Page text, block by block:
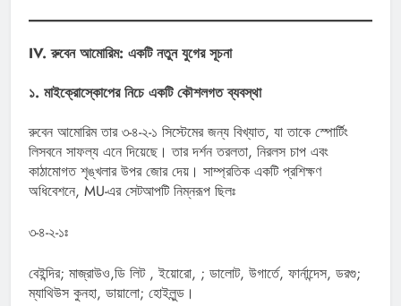
IV. রুবেন আমোরিম: একটি নতুন যুগের সূচনা
১. মাইক্রোস্কোপের নিচে একটি কৌশলগত ব্যবস্থা
রুবেন আমোরিম তার ৩-৪-২-১ সিস্টেমের জন্য বিখ্যাত, যা তাকে স্পোর্টিং
লিসবনে সাফল্য এনে দিয়েছে। তার দর্শন তরলতা, নিরলস চাপ এবং
কাঠামোগত শৃঙ্খলার উপর জোর দেয়। সাম্প্রতিক একটি প্রশিক্ষণ
অধিবেশনে, MU-এর সেটআপটি নিম্নরূপ ছিলঃ
৩-৪-২-১ঃ
বেইন্দির; মাজ্রাউও,ডি লিট , ইয়োরো, ; ডালোট, উগার্তে, ফার্নান্দেস, ডরগু;
ম্যাথিউস কুনহা, ডায়ালো; হোইলুন্ড।